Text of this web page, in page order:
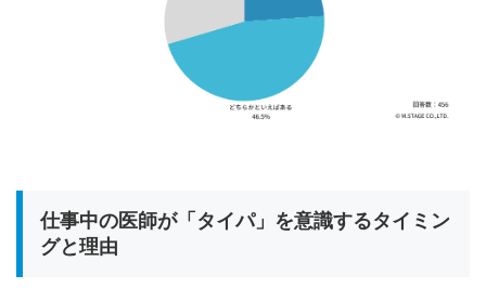
仕事中の医師が「タイパ」を意識するタイミン
グと理由